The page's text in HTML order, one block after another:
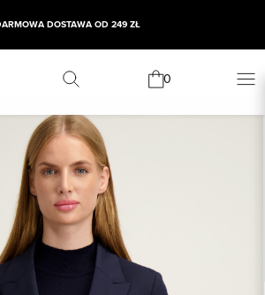
DOSTAWA OD 249 ZŁ
0